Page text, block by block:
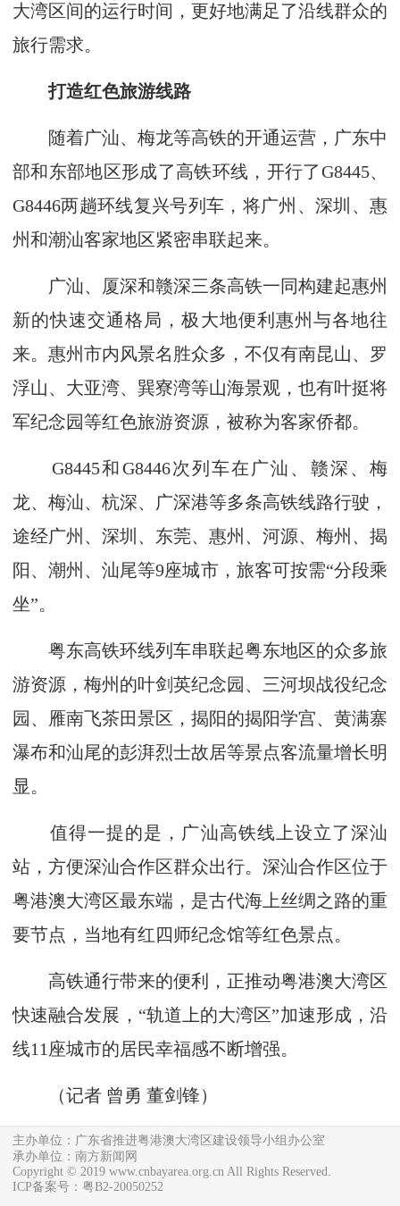
大湾区间的运行时间，更好地满足了沿线群众的
旅行需求。
打造红色旅游线路
随着广汕、梅龙等高铁的开通运营，广东中
部和东部地区形成了高铁环线，开行了G8445、
G8446两趟环线复兴号列车，将广州、深圳、惠
州和潮汕客家地区紧密串联起来。
广汕、厦深和赣深三条高铁一同构建起惠州
新的快速交通格局，极大地便利惠州与各地往
来。惠州市内风景名胜众多，不仅有南昆山、罗
浮山、大亚湾、巽寮湾等山海景观，也有叶挺将
军纪念园等红色旅游资源，被称为客家侨都。
G8445和G8446次列车在广汕、赣深、梅
龙、梅汕、杭深、广深港等多条高铁线路行驶，
途经广州、深圳、东莞、惠州、河源、梅州、揭
阳、潮州、汕尾等9座城市，旅客可按需“分段乘
坐”。
粤东高铁环线列车串联起粤东地区的众多旅
游资源，梅州的叶剑英纪念园、三河坝战役纪念
园、雁南飞茶田景区，揭阳的揭阳学宫、黄满寨
瀑布和汕尾的彭湃烈士故居等景点客流量增长明
显。
值得一提的是，广汕高铁线上设立了深汕
站，方便深汕合作区群众出行。深汕合作区位于
粤港澳大湾区最东端，是古代海上丝绸之路的重
要节点，当地有红四师纪念馆等红色景点。
高铁通行带来的便利，正推动粤港澳大湾区
快速融合发展，“轨道上的大湾区”加速形成，沿
线11座城市的居民幸福感不断增强。
（记者 曾勇 董剑锋）
主办单位：广东省推进粤港澳大湾区建设领导小组办公室
承办单位：南方新闻网
Copyright © 2019 www.cnbayarea.org.cn All Rights Reserved.
ICP备案号：粤B2-20050252